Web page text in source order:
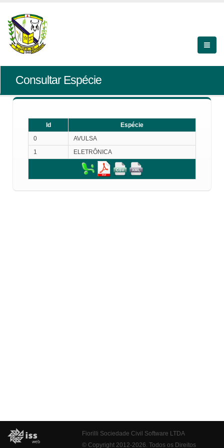
Consultar Espécie
Id
Espécie
0
AVULSA
1
ELETRÔNICA
Fiorilli Sociedade Civil Software LTDA
© Copyright 2012-2026. Todos os Direitos